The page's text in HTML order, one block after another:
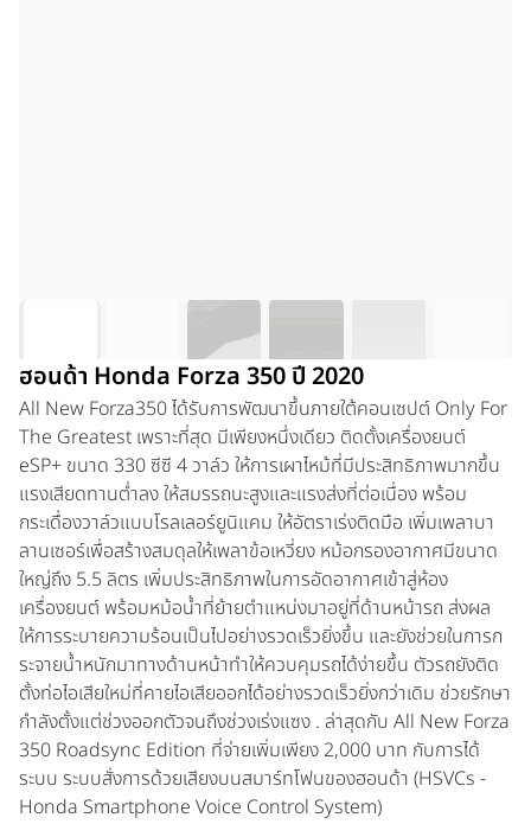
ฮอนด้า Honda Forza 350 ปี 2020
All New Forza350 ได้รับการพัฒนาขึ้นภายใต้คอนเซปต์ Only For
The Greatest เพราะที่สุด มีเพียงหนึ่งเดียว ติดตั้งเครื่องยนต์
eSP+ ขนาด 330 ซีซี 4 วาล์ว ให้การเผาไหม้ที่มีประสิทธิภาพมากขึ้น
แรงเสียดทานต่ำลง ให้สมรรถนะสูงและแรงส่งที่ต่อเนื่อง พร้อม
กระเดื่องวาล์วแบบโรลเลอร์ยูนิแคม ให้อัตราเร่งติดมือ เพิ่มเพลาบา
ลานเซอร์เพื่อสร้างสมดุลให้เพลาข้อเหวี่ยง หม้อกรองอากาศมีขนาด
ใหญ่ถึง 5.5 ลิตร เพิ่มประสิทธิภาพในการอัดอากาศเข้าสู่ห้อง
เครื่องยนต์ พร้อมหม้อน้ำที่ย้ายตำแหน่งมาอยู่ที่ด้านหน้ารถ ส่งผล
ให้การระบายความร้อนเป็นไปอย่างรวดเร็วยิ่งขึ้น และยังช่วยในการก
ระจายน้ำหนักมาทางด้านหน้าทำให้ควบคุมรถได้ง่ายขึ้น ตัวรถยังติด
ตั้งท่อไอเสียใหม่ที่คายไอเสียออกได้อย่างรวดเร็วยิ่งกว่าเดิม ช่วยรักษา
กำลังตั้งแต่ช่วงออกตัวจนถึงช่วงเร่งแซง . ล่าสุดกับ All New Forza
350 Roadsync Edition ที่จ่ายเพิ่มเพียง 2,000 บาท กับการได้
ระบบ ระบบสั่งการด้วยเสียงบนสมาร์ทโฟนของฮอนด้า (HSVCs -
Honda Smartphone Voice Control System)